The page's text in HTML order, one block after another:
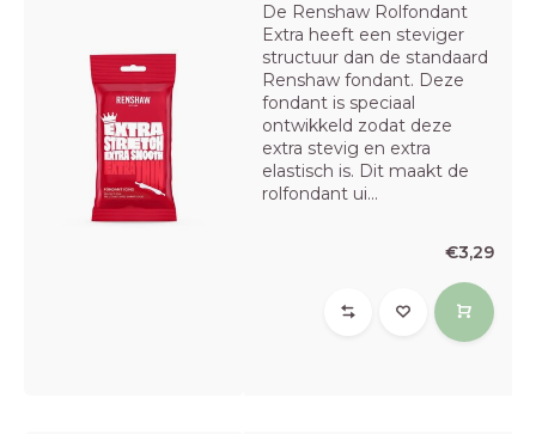
De Renshaw Rolfondant
Extra heeft een steviger
structuur dan de standaard
Renshaw fondant. Deze
fondant is speciaal
ontwikkeld zodat deze
extra stevig en extra
elastisch is. Dit maakt de
rolfondant ui...
€3,29